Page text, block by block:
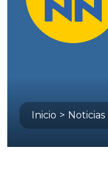
Inicio > Noticias